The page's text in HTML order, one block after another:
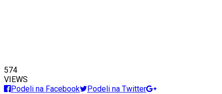
574
VIEWS
Podeli na Facebook
Podeli na Twitter